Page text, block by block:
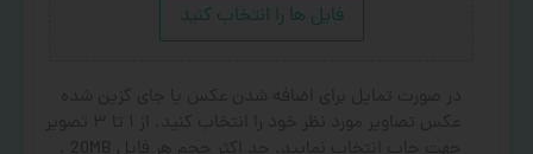
فایل ها را انتخاب کنید